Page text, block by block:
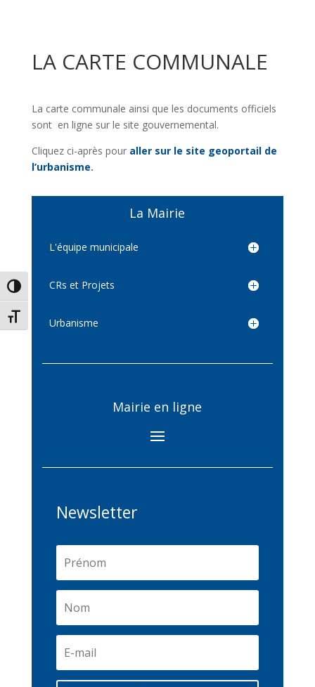
Passer en contraste élevé
Changer la taille de la police
LA CARTE COMMUNALE
La carte communale ainsi que les documents officiels
sont en ligne sur le site gouvernemental.
Cliquez ci-après pour aller sur le site geoportail de
l’urbanisme.
La Mairie
L'équipe municipale
CRs et Projets
Urbanisme
Mairie en ligne
Newsletter